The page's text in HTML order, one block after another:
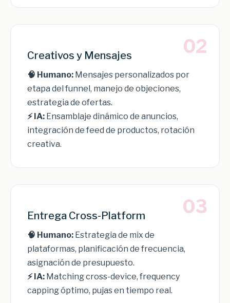
02
Creativos y Mensajes
🧠 Humano: Mensajes personalizados por
etapa del funnel, manejo de objeciones,
estrategia de ofertas.
⚡ IA: Ensamblaje dinámico de anuncios,
integración de feed de productos, rotación
creativa.
03
Entrega Cross-Platform
🧠 Humano: Estrategia de mix de
plataformas, planificación de frecuencia,
asignación de presupuesto.
⚡ IA: Matching cross-device, frequency
capping óptimo, pujas en tiempo real.